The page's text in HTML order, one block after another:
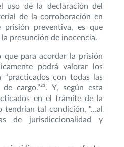
uso de la declaración del
de la corroboración en
prisión preventiva, es que
presunción de inocencia.
que para acordar la prisión
podrá valorar los
“practicados con todas las
cargo.”²³. Y, según esta
en el trámite de la
tendrían tal condición, “…al
de jurisdiccionalidad y